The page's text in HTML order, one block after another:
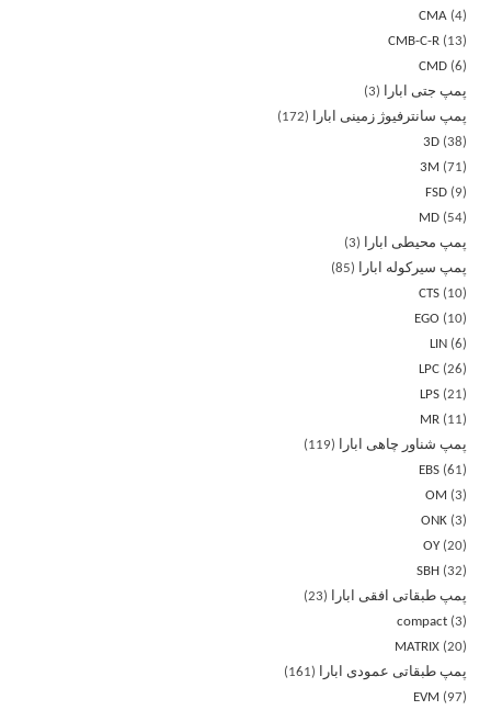
CMA 4
CMB-C-R
13
CMD 6
پمپ جتی ابارا
3
پمپ سانترفیوژ زمینی ابارا
172
3D 38
3M
71
FSD
9
MD
54
پمپ محیطی ابارا
3
پمپ سیرکوله ابارا
85
CTS
10
EGO
10
LIN
6
LPC 26
LPS 21
MR
11
پمپ شناور چاهی ابارا
119
EBS 61
OM
3
ONK 3
OY 20
SBH
32
پمپ طبقاتی افقی ابارا
23
compact 3
MATRIX 20
پمپ طبقاتی عمودی ابارا
161
EVM
97